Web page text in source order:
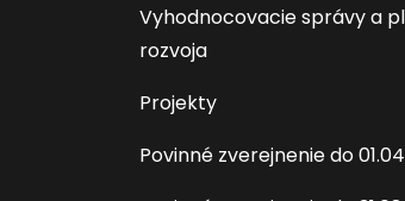
Vyhodnocovacie správy a
rozvoja
Projekty
Povinné zverejnenie do